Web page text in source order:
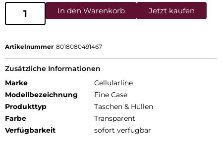
In den Warenkorb Jetzt kaufen
Artikelnummer 8018080491467
Zusätzliche Informationen
Marke
Cellularline
Modellbezeichnung
Fine Case
Produkttyp
Taschen & Hüllen
Farbe
Transparent
Verfügbarkeit
sofort verfügbar